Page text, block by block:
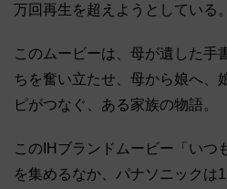
万回再生を超えようとしている。
このムービーは、母が遺した手
ちを奮い立たせ、⺟から娘へ、
ピがつなぐ、ある家族の物語。
このIHブランドムービー「いつ
を集めるなか、パナソニックは